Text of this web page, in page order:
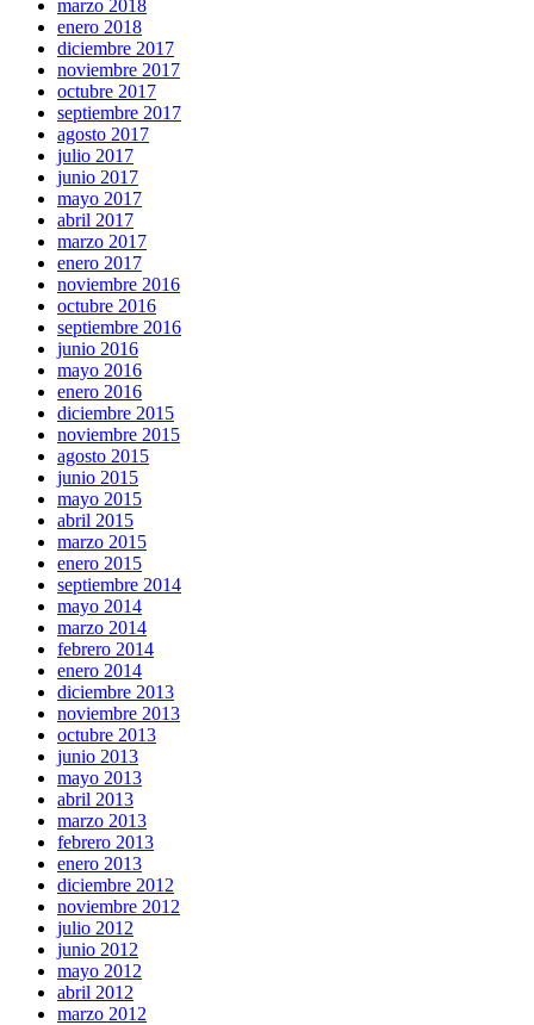
marzo 2018
enero 2018
diciembre 2017
noviembre 2017
octubre 2017
septiembre 2017
agosto 2017
julio 2017
junio 2017
mayo 2017
abril 2017
marzo 2017
enero 2017
noviembre 2016
octubre 2016
septiembre 2016
junio 2016
mayo 2016
enero 2016
diciembre 2015
noviembre 2015
agosto 2015
junio 2015
mayo 2015
abril 2015
marzo 2015
enero 2015
septiembre 2014
mayo 2014
marzo 2014
febrero 2014
enero 2014
diciembre 2013
noviembre 2013
octubre 2013
junio 2013
mayo 2013
abril 2013
marzo 2013
febrero 2013
enero 2013
diciembre 2012
noviembre 2012
julio 2012
junio 2012
mayo 2012
abril 2012
marzo 2012